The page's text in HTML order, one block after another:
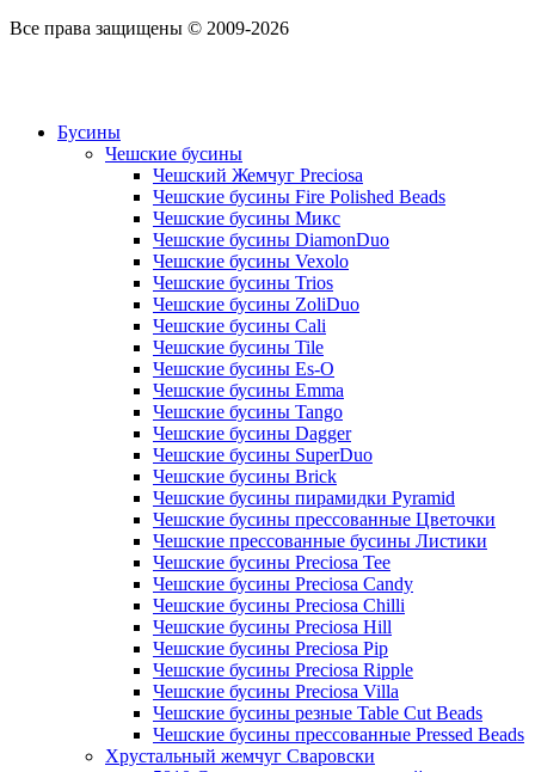
Все права защищены © 2009-2026
Бусины
Чешские бусины
Чешский Жемчуг Preciosa
Чешские бусины Fire Polished Beads
Чешские бусины Микс
Чешские бусины DiamonDuo
Чешские бусины Vexolo
Чешские бусины Trios
Чешские бусины ZoliDuo
Чешские бусины Cali
Чешские бусины Tile
Чешские бусины Es-O
Чешские бусины Emma
Чешские бусины Tango
Чешские бусины Dagger
Чешские бусины SuperDuo
Чешские бусины Brick
Чешские бусины пирамидки Pyramid
Чешские бусины прессованные Цветочки
Чешские прессованные бусины Листики
Чешские бусины Preciosa Tee
Чешские бусины Preciosa Candy
Чешские бусины Preciosa Chilli
Чешские бусины Preciosa Hill
Чешские бусины Preciosa Pip
Чешские бусины Preciosa Ripple
Чешские бусины Preciosa Villa
Чешские бусины резные Table Cut Beads
Чешские бусины прессованные Pressed Beads
Хрустальный жемчуг Сваровски